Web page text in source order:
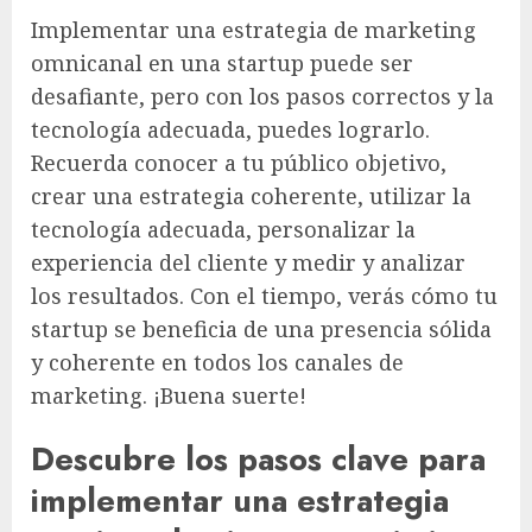
Implementar una estrategia de marketing
omnicanal en una startup puede ser
desafiante, pero con los pasos correctos y la
tecnología adecuada, puedes lograrlo.
Recuerda conocer a tu público objetivo,
crear una estrategia coherente, utilizar la
tecnología adecuada, personalizar la
experiencia del cliente y medir y analizar
los resultados. Con el tiempo, verás cómo tu
startup se beneficia de una presencia sólida
y coherente en todos los canales de
marketing. ¡Buena suerte!
Descubre los pasos clave para
implementar una estrategia